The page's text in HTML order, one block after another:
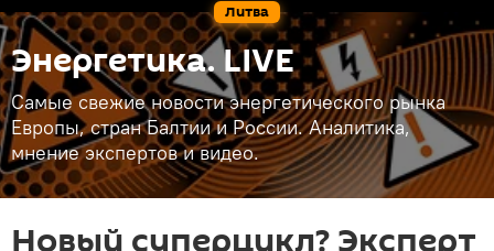
Литва
Энергетика. LIVE
Самые свежие новости энергетического рынка
Европы, стран Балтии и России. Аналитика,
мнение экспертов и видео.